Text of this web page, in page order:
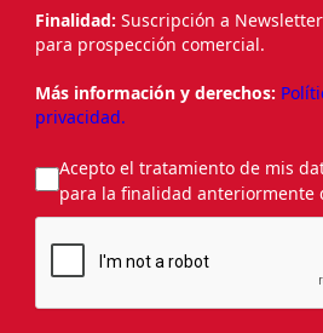
Finalidad: Suscripción a
para prospección comercial.
Más información y derechos:
privacidad.
Acepto el tratamiento de mis
para la finalidad anteriormente